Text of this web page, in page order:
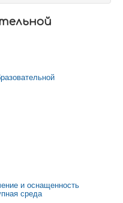
и оснащенность
среда